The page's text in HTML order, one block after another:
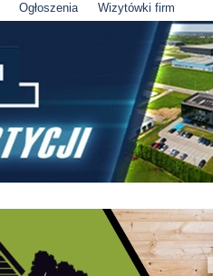
Ogłoszenia Wizytówki firm